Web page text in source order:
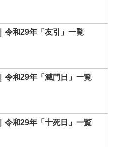
令和29年「友引」一覧
令和29年「滅門日」一覧
令和29年「十死日」一覧